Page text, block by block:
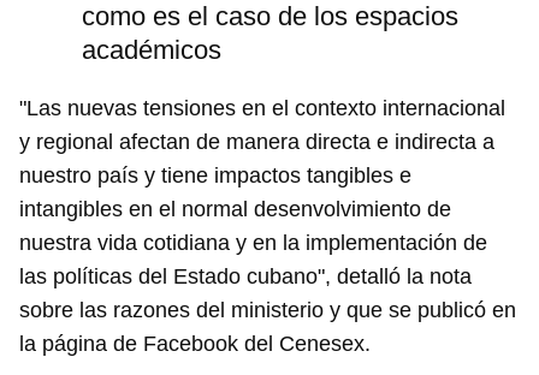
como es el caso de los espacios
académicos
"Las nuevas tensiones en el contexto internacional
y regional afectan de manera directa e indirecta a
nuestro país y tiene impactos tangibles e
intangibles en el normal desenvolvimiento de
nuestra vida cotidiana y en la implementación de
las políticas del Estado cubano", detalló la nota
sobre las razones del ministerio y que se publicó en
la página de Facebook del Cenesex.